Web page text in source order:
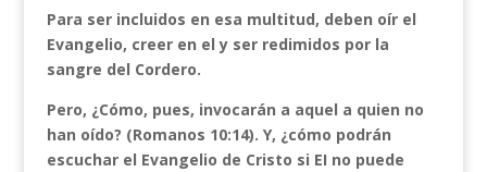
Para ser incluidos en esa multitud, deben oír el
Evangelio, creer en el y ser redimidos por la
sangre del Cordero.
Pero, ¿Cómo, pues, invocarán a aquel a quien no
han oído? (Romanos 10:14). Y, ¿cómo podrán
escuchar el Evangelio de Cristo si EI no puede